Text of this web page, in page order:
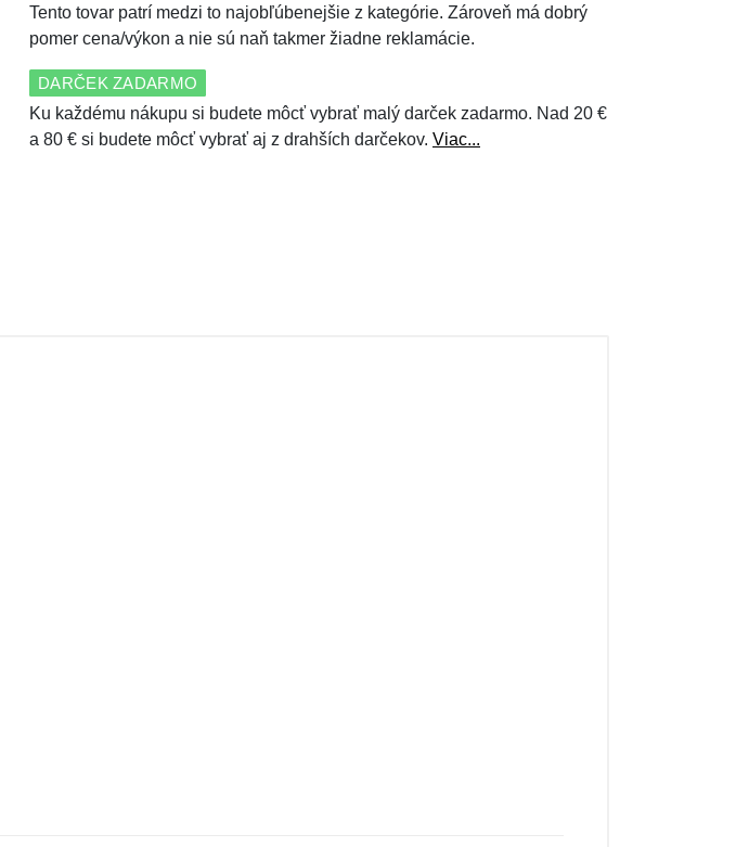
Tento tovar patrí medzi to najobľúbenejšie z kategórie. Zároveň má dobrý
pomer cena/výkon a nie sú naň takmer žiadne reklamácie.
DARČEK ZADARMO
Ku každému nákupu si budete môcť vybrať malý darček zadarmo. Nad 20 €
a 80 € si budete môcť vybrať aj z drahších darčekov. Viac...